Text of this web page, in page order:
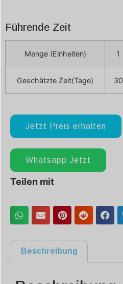
Führende Zeit
Menge (Einheiten) 1
Geschätzte Zeit(Tage) 30
Jetzt Preis erhalten
Whatsapp Jetzt
Teilen mit
Beschreibung